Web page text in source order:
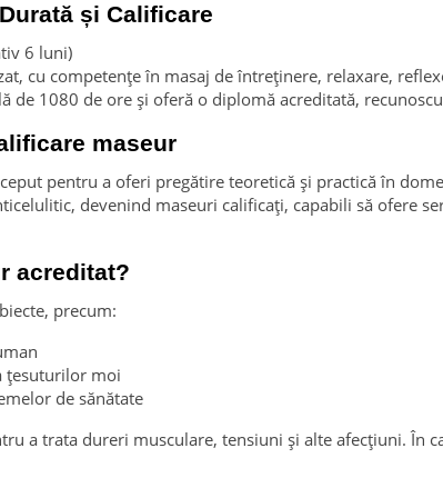
și Calificare
6 luni)
cu competențe în masaj de întreținere, relaxare,
de 1080 de ore și oferă o diplomă acreditată,
maseur
pentru a oferi pregătire teoretică și practică în
devenind maseuri calificați, capabili să ofere
acreditat?
precum:
țesuturilor moi
de sănătate
a trata dureri musculare, tensiuni și alte afecțiuni. În